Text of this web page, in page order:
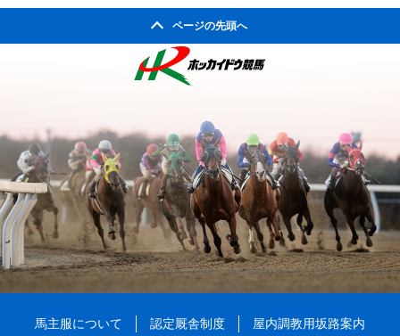
ページの先頭へ
馬主服について 認定厩舎制度 屋内調教用坂路案内